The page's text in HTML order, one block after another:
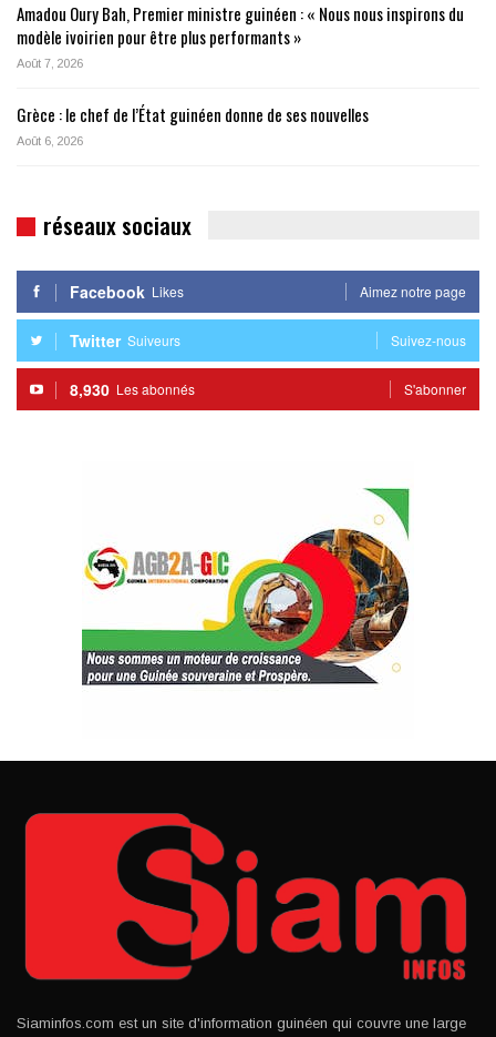
Amadou Oury Bah, Premier ministre guinéen : « Nous nous inspirons du
modèle ivoirien pour être plus performants »
Août 7, 2026
Grèce : le chef de l’État guinéen donne de ses nouvelles
Août 6, 2026
réseaux sociaux
Facebook Likes Aimez notre page
Twitter Suiveurs Suivez-nous
8,930 Les abonnés S'abonner
Siaminfos.com est un site d'information guinéen qui couvre une large